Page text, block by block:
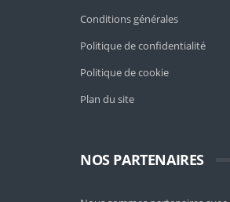
Conditions générales
Politique de confidentialité
Politique de cookie
Plan du site
NOS PARTENAIRES